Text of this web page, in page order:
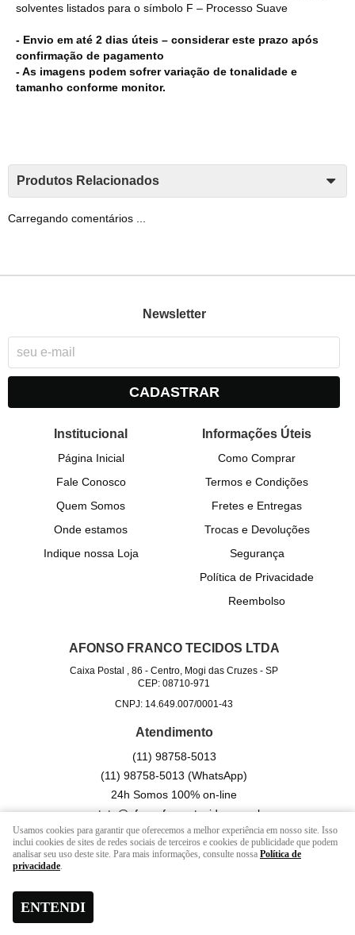
solventes listados para o símbolo F – Processo Suave
- Envio em até 2 dias úteis – considerar este prazo após
confirmação de pagamento
- As imagens podem sofrer variação de tonalidade e
tamanho conforme monitor.
Produtos Relacionados
Carregando comentários ...
Newsletter
CADASTRAR
Institucional
Página Inicial
Fale Conosco
Quem Somos
Onde estamos
Indique nossa Loja
Informações Úteis
Como Comprar
Termos e Condições
Fretes e Entregas
Trocas e Devoluções
Segurança
Política de Privacidade
Reembolso
AFONSO FRANCO TECIDOS LTDA
Caixa Postal , 86 -Centro, Mogi das Cruzes -SP
CEP: 08710-971
CNPJ: 14.649.007/0001-43
Atendimento
(11) 98758-5013
(11) 98758-5013(WhatsApp)
24h Somos 100% on-line
contato@afonsofrancotecidos.com.br
LOJA VIRTUAL CRIADA POR
Usamos cookies para garantir que oferecemos a melhor experiência em nosso site. Isso
inclui cookies de sites de redes sociais de terceiros e cookies de publicidade que podem
analisar seu uso deste site. Para mais informações, consulte nossa Política de
privacidade.
ENTENDI